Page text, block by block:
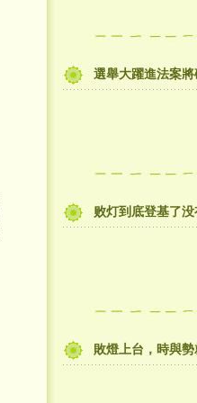
選舉大躍進法案
败灯到底登基了没
敗燈上台，時與